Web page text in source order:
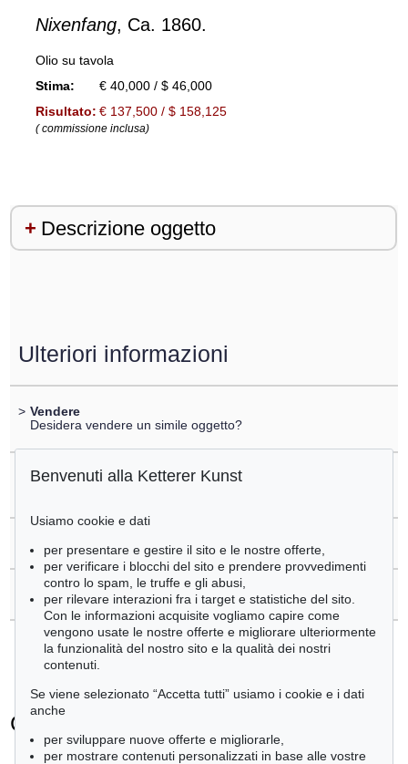
Nixenfang, Ca. 1860.
Olio su tavola
Stima:
€ 40,000 / $ 46,000
Risultato: € 137,500 / $ 158,125
( commissione inclusa)
Descrizione oggetto
Ulteriori informazioni
> Vendere
Desidera vendere un simile oggetto?
Registrare di
Contattare esperti
Carl Spitzweg - Ogetti venduti
tute le offerte
Benvenuti alla Ketterer Kunst
Usiamo cookie e dati
per presentare e gestire il sito e le nostre offerte,
per verificare i blocchi del sito e prendere provvedimenti
contro lo spam, le truffe e gli abusi,
per rilevare interazioni fra i target e statistiche del sito.
Con le informazioni acquisite vogliamo capire come
vengono usate le nostre offerte e migliorare ulteriormente
la funzionalità del nostro sito e la qualità dei nostri
contenuti.
Se viene selezionato “Accetta tutti” usiamo i cookie e i dati
anche
per sviluppare nuove offerte e migliorarle,
per mostrare contenuti personalizzati in base alle vostre